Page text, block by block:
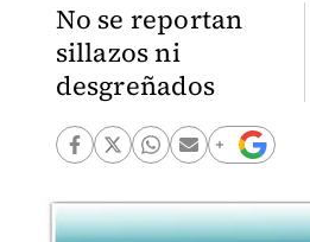
No se reportan
sillazos ni
desgreñados